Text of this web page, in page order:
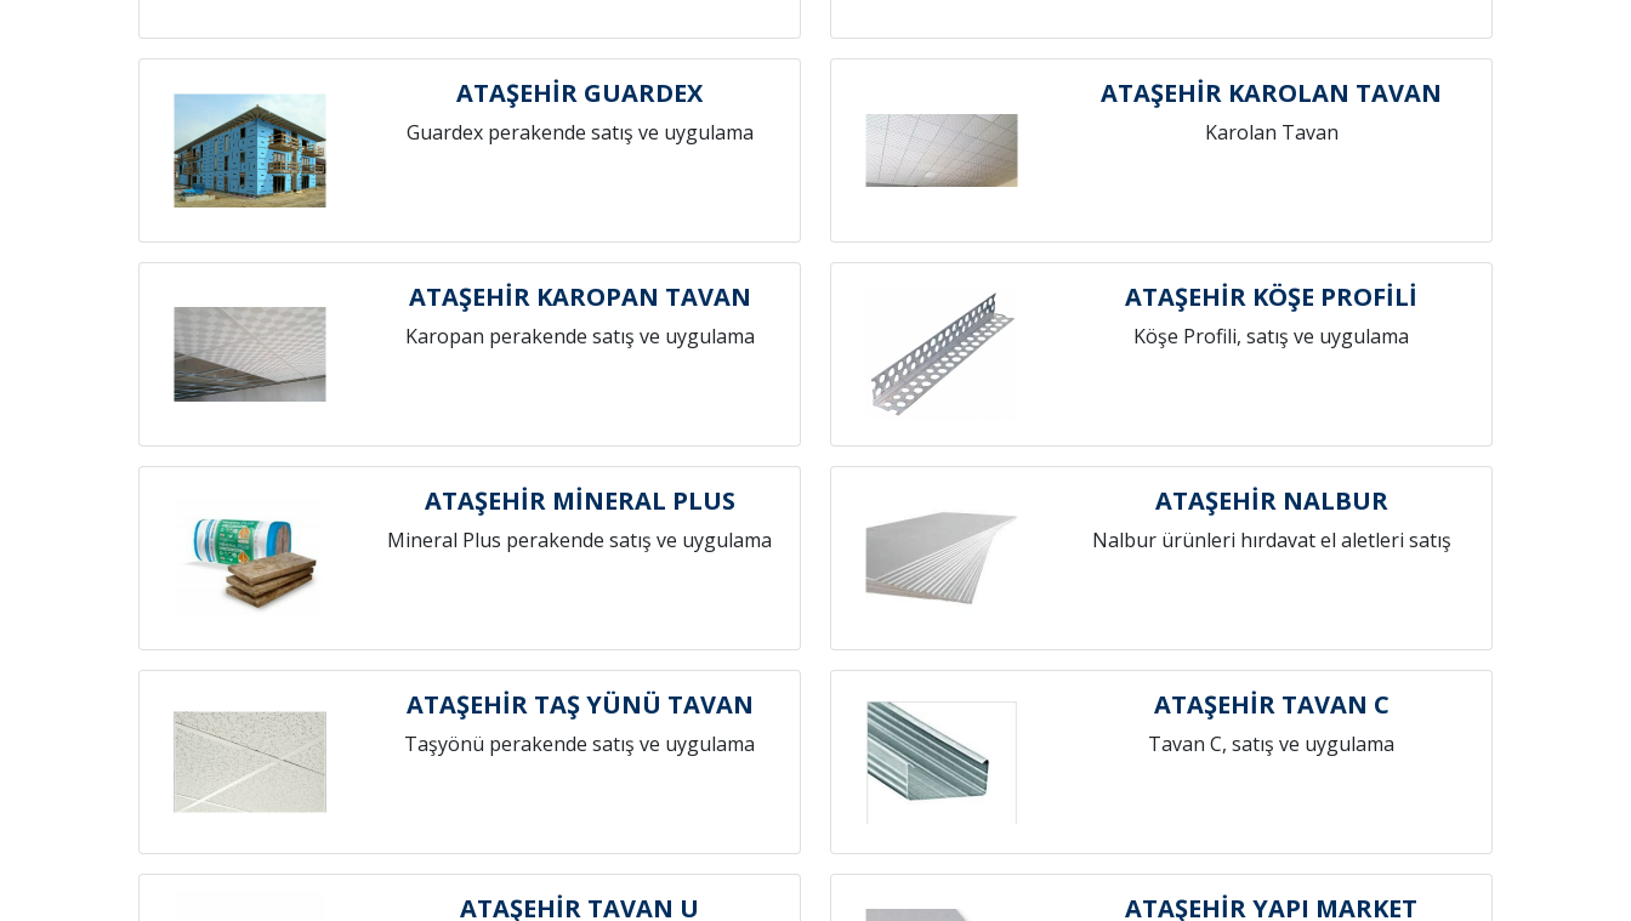
ATAŞEHİR GUARDEX
Guardex perakende satış ve uygulama
ATAŞEHİR KAROLAN TAVAN
Karolan Tavan
ATAŞEHİR KAROPAN TAVAN
Karopan perakende satış ve uygulama
ATAŞEHİR KÖŞE PROFİLİ
Köşe Profili, satış ve uygulama
ATAŞEHİR MİNERAL PLUS
Mineral Plus perakende satış ve uygulama
ATAŞEHİR NALBUR
Nalbur ürünleri hırdavat el aletleri satış
ATAŞEHİR TAŞ YÜNÜ TAVAN
Taşyönü perakende satış ve uygulama
ATAŞEHİR TAVAN C
Tavan C, satış ve uygulama
ATAŞEHİR TAVAN U ATAŞEHİR YAPI MARKET